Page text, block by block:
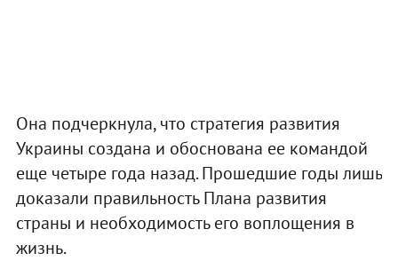
Она подчеркнула, что стратегия развития
Украины создана и обоснована ее командой
еще четыре года назад. Прошедшие годы лишь
доказали правильность Плана развития
страны и необходимость его воплощения в
жизнь.